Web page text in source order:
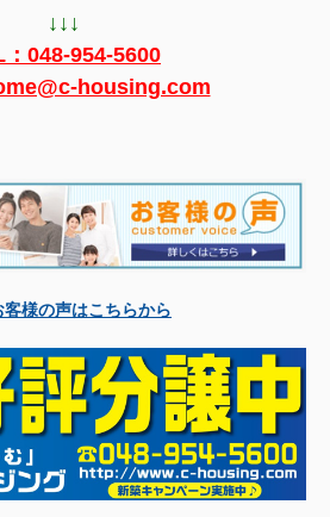
↓↓↓
048-954-5600
housing.com
客様の声はこちらから